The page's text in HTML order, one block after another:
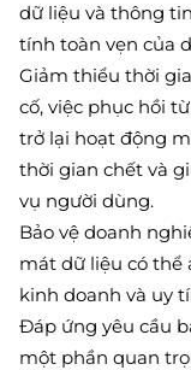
dữ liệu và thông
tính toàn vẹn của
Giảm thiểu thời
cố, việc phục hồi
trở lại hoạt động
thời gian chết và
vụ người dùng.
Bảo vệ doanh
mát dữ liệu có thể
kinh doanh và uy
Đáp ứng yêu cầu
một phần quan